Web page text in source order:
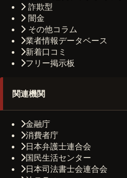
詐欺型
闇金
その他コラム
業者情報データベース
新着口コミ
フリー掲示板
関連機関
金融庁
消費者庁
日本弁護士連合会
国民生活センター
日本司法書士会連合会